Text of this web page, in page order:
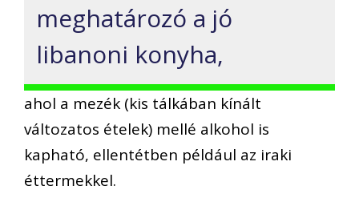
meghatározó a jó
libanoni konyha,
ahol a mezék (kis tálkában kínált
változatos ételek) mellé alkohol is
kapható, ellentétben például az iraki
éttermekkel.